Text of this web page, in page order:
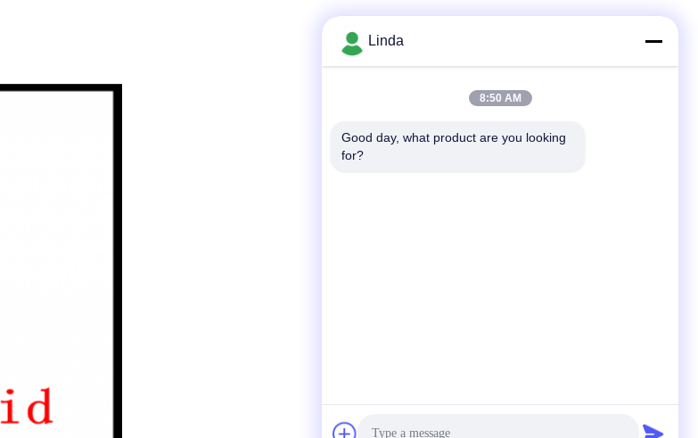
Linda
8:50 AM
Good day, what product are you looking
for?